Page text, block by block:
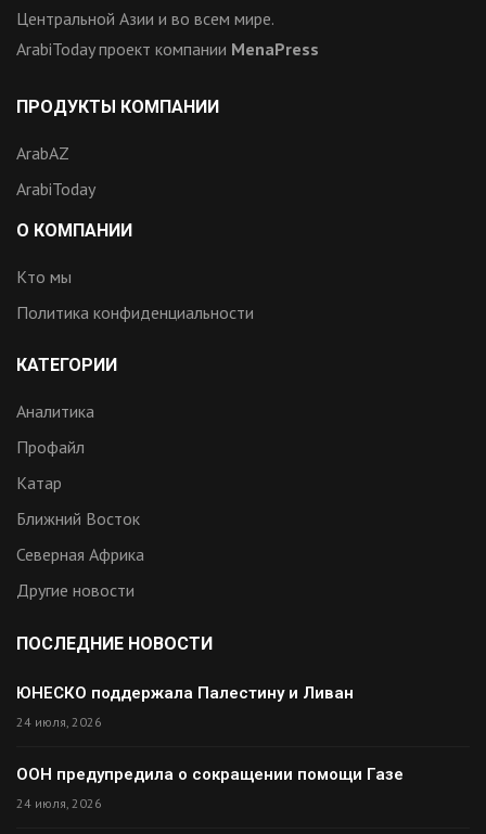
Центральной Азии и во всем мире.
ArabiToday проект компании MenaPress
ПРОДУКТЫ КОМПАНИИ
ArabAZ
ArabiToday
О КОМПАНИИ
Кто мы
Политика конфиденциальности
КАТЕГОРИИ
Аналитика
Профайл
Катар
Ближний Восток
Северная Африка
Другие новости
ПОСЛЕДНИЕ НОВОСТИ
ЮНЕСКО поддержала Палестину и Ливан
24 июля, 2026
ООН предупредила о сокращении помощи Газе
24 июля, 2026